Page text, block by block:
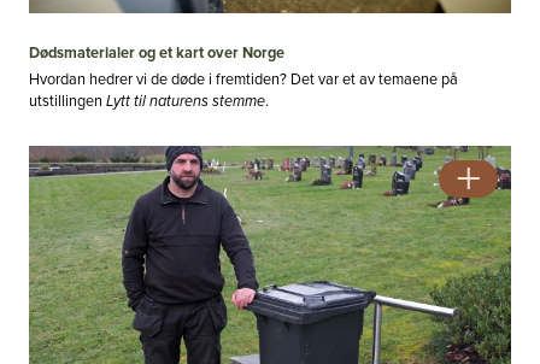
Dødsmaterialer og et kart over Norge
Hvordan hedrer vi de døde i fremtiden? Det var et av temaene på
utstillingen Lytt til naturens stemme.